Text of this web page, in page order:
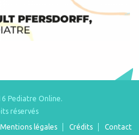
Pediatre Online.
réservés
Mentions légales Crédits Contact